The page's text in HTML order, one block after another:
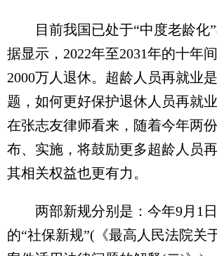
目前我国已处于“中度老龄化”
据显示，2022年至2031年的十年
2000万人退休。超龄人员再就业
题，如何更好保护退休人员再就
在张志友律师看来，随着今年两
布、实施，将鼓励更多超龄人员
其相关权益也更有力。
两部新规分别是：今年9月1
的“社保新规”(《最高人民法院关